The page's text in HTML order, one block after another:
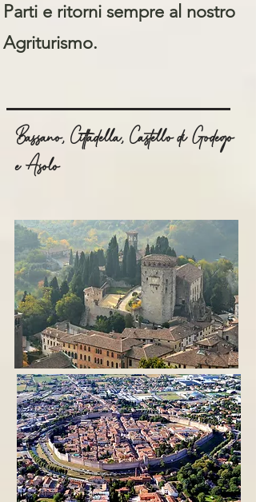
Parti e ritorni sempre al nostro
Agriturismo.
Bassano, Cittadella, Castello di Godego
e Asolo